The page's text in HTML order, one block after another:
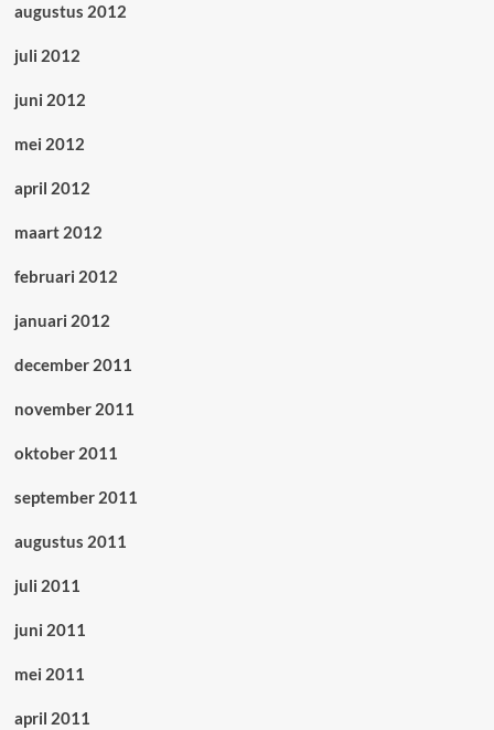
augustus 2012
juli 2012
juni 2012
mei 2012
april 2012
maart 2012
februari 2012
januari 2012
december 2011
november 2011
oktober 2011
september 2011
augustus 2011
juli 2011
juni 2011
mei 2011
april 2011